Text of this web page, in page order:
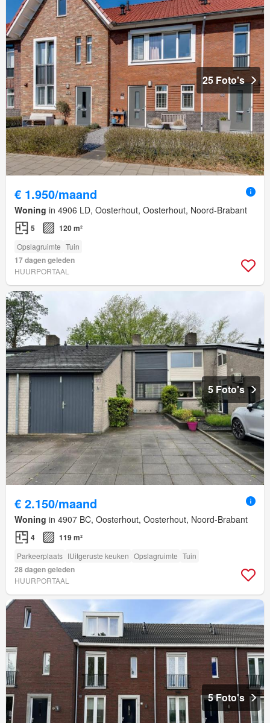
25 Foto's
€ 1.950/maand
Woning in 4906 LD, Oosterhout, Oosterhout, Noord-Brabant
5 120 m²
Opslagruimte Tuin
17 dagen geleden
HUURPORTAAL
5 Foto's
€ 2.150/maand
Woning in 4907 BC, Oosterhout, Oosterhout, Noord-Brabant
4 119 m²
Parkeerplaats IUitgeruste keuken Opslagruimte Tuin
28 dagen geleden
HUURPORTAAL
5 Foto's